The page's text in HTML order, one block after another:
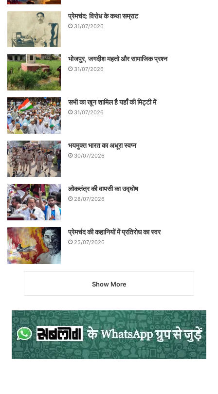
प्रेमचंद: विरोध के कथा सम्राट
31/07/2026
भोजपुर, जगदीश महतो और सामाजिक प्रश्न
31/07/2026
सभी का खून शामिल है यहाँ की मिट्टी में
31/07/2026
भयमुक्त भारत का अधूरा स्वप्न
30/07/2026
लोकतंत्र की वापसी का उद्घोष
28/07/2026
प्रेमचंद की कहानियों में प्रतिरोध का स्वर
25/07/2026
Show More